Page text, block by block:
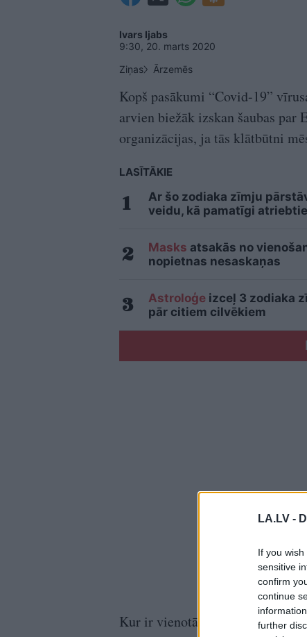
LA.LV -
If you
sensitive
confirm
continue
further
Ivars Ijabs
9:30, 20. marts 2020
Ziņas
Ārzemēs
Kopš pasākumi “Covid-19”
arvien biežāk izskan šaubas par
organizācijas, ja tās klātbūtni
LASĪTĀKIE
Ar šo zodiaka zīmju
veidu, kā pamatīgi
Masks atsakās no
nopietnas nesaskaņas
Astroloģe izceļ 3 zodiaka
pār citiem cilvēkiem
Kur ir vienotā Eiropa, kad uz